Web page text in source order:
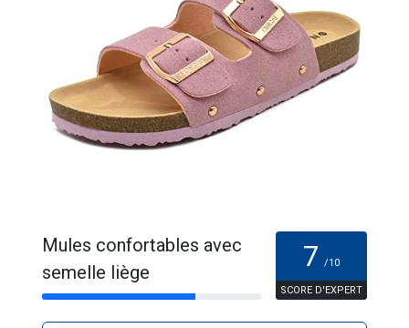
Mules confortables avec
semelle liège
7 /10
SCORE D'EXPERT